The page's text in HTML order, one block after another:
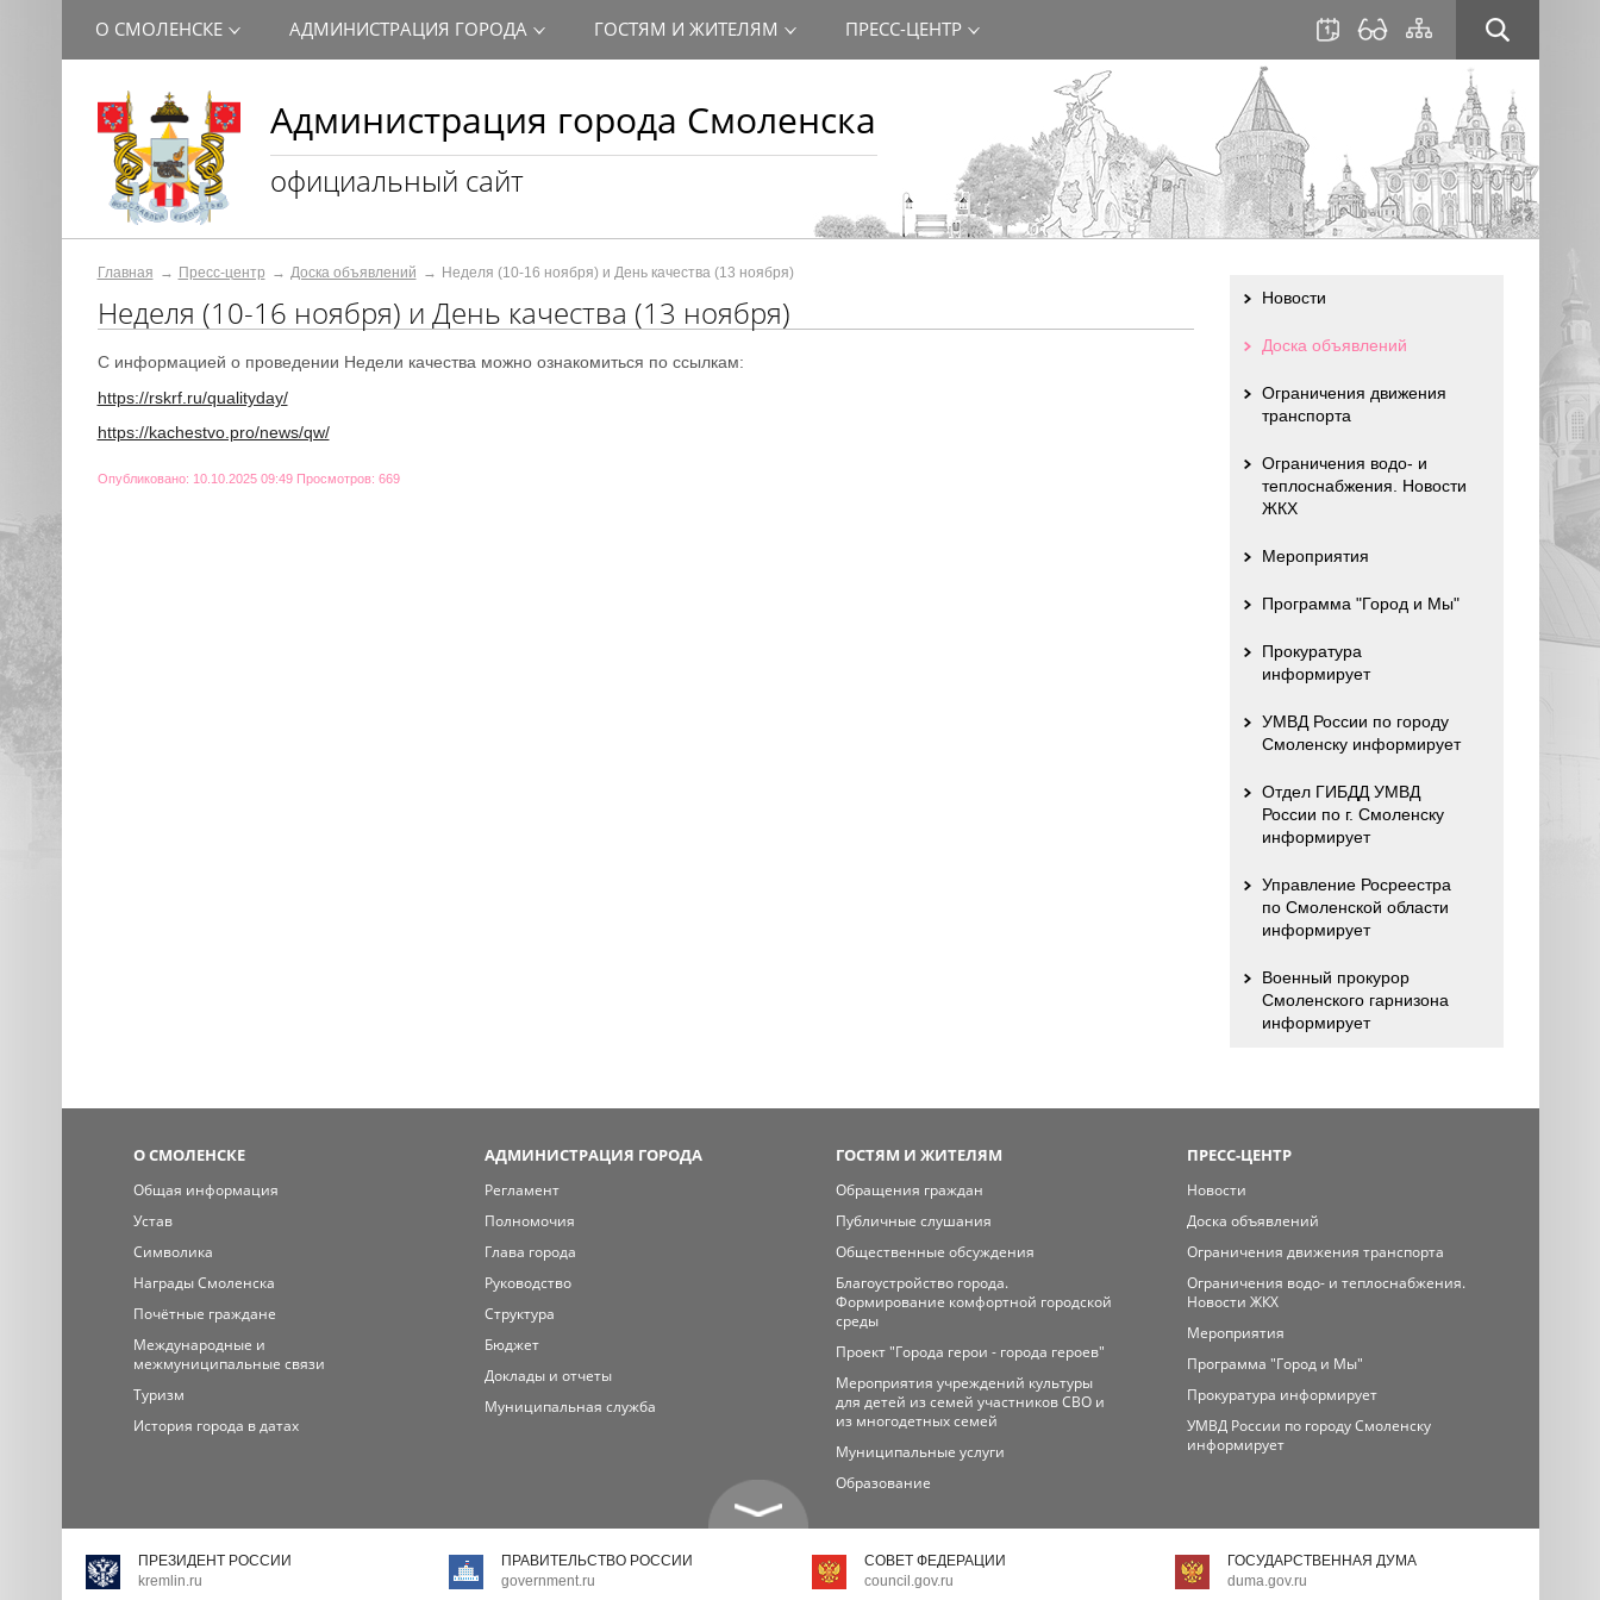
Администрация города Смоленска
официальный сайт
О СМОЛЕНСКЕ АДМИНИСТРАЦИЯ ГОРОДА ГОСТЯМ И ЖИТЕЛЯМ ПРЕСС-ЦЕНТР
Главная Пресс-центр Доска объявлений Неделя (10-16 ноября) и День качества (13 ноября)
Неделя (10-16 ноября) и День качества (13 ноября)
С информацией о проведении Недели качества можно ознакомиться по ссылкам:
https://rskrf.ru/qualityday/
https://kachestvo.pro/news/qw/
Опубликовано: 10.10.2025 09:49 Просмотров: 669
Новости
Доска объявлений
Ограничения движения
транспорта
Ограничения водо- и
теплоснабжения. Новости
ЖКХ
Мероприятия
Программа "Город и Мы"
Прокуратура
информирует
УМВД России по городу
Смоленску информирует
Отдел ГИБДД УМВД
России по г. Смоленску
информирует
Управление Росреестра
по Смоленской области
информирует
Военный прокурор
Смоленского гарнизона
информирует
О СМОЛЕНСКЕ
Общая информация
Устав
Символика
Награды Смоленска
Почётные граждане
Международные и
межмуниципальные связи
Туризм
История города в датах
АДМИНИСТРАЦИЯ ГОРОДА
Регламент
Полномочия
Глава города
Руководство
Структура
Бюджет
Доклады и отчеты
Муниципальная служба
ГОСТЯМ И ЖИТЕЛЯМ
Обращения граждан
Публичные слушания
Общественные обсуждения
Благоустройство города.
Формирование комфортной городской
среды
Проект "Города герои - города героев"
Мероприятия учреждений культуры
для детей из семей участников СВО и
из многодетных семей
Муниципальные услуги
Образование
ПРЕСС-ЦЕНТР
Новости
Доска объявлений
Ограничения движения транспорта
Ограничения водо- и теплоснабжения.
Новости ЖКХ
Мероприятия
Программа "Город и Мы"
Прокуратура информирует
УМВД России по городу Смоленску
информирует
ПРЕЗИДЕНТ РОССИИ
kremlin.ru
ПРАВИТЕЛЬСТВО РОССИИ
government.ru
СОВЕТ ФЕДЕРАЦИИ
council.gov.ru
ГОСУДАРСТВЕННАЯ ДУМА
duma.gov.ru